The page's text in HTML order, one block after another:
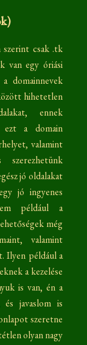
szerint csak .tk
van egy óriási
domainnevek
hihetetlen
ennek
ezt a domain
valamint
szerezhetünk
jó oldalakat
jó ingyenes
például a
még
valamint
Ilyen például a
a kezelése
is van, én a
és javaslom is
szeretne
olyan nagy